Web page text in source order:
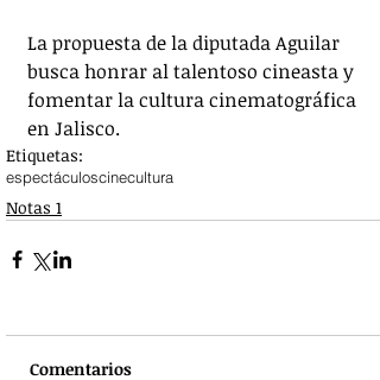
La propuesta de la diputada Aguilar
busca honrar al talentoso cineasta y
fomentar la cultura cinematográfica
en Jalisco.
Etiquetas:
espectáculoscinecultura
Notas 1
Comentarios